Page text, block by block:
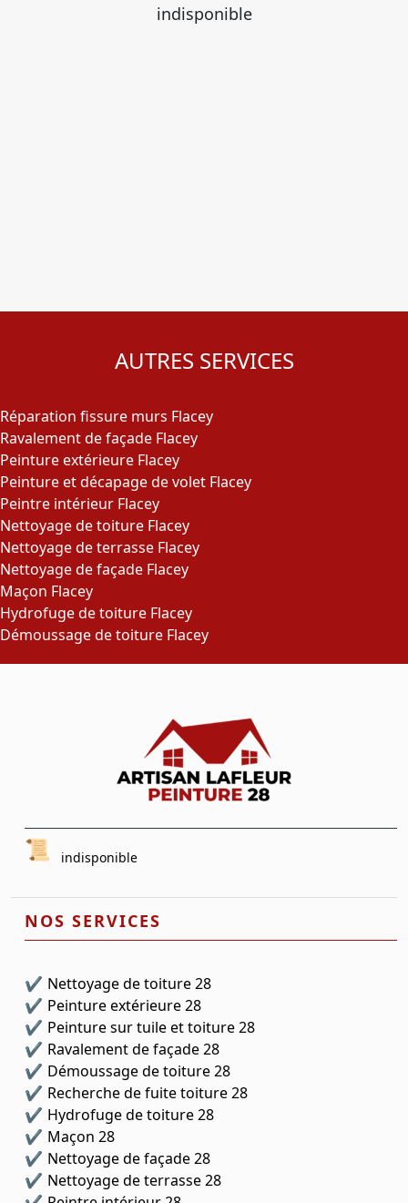
indisponible
AUTRES SERVICES
Réparation fissure murs Flacey
Ravalement de façade Flacey
Peinture extérieure Flacey
Peinture et décapage de volet Flacey
Peintre intérieur Flacey
Nettoyage de toiture Flacey
Nettoyage de terrasse Flacey
Nettoyage de façade Flacey
Maçon Flacey
Hydrofuge de toiture Flacey
Démoussage de toiture Flacey
indisponible
NOS SERVICES
Nettoyage de toiture 28
Peinture extérieure 28
Peinture sur tuile et toiture 28
Ravalement de façade 28
Démoussage de toiture 28
Recherche de fuite toiture 28
Hydrofuge de toiture 28
Maçon 28
Nettoyage de façade 28
Nettoyage de terrasse 28